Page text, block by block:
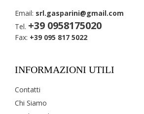
Email: srl.gasparini@gmail.com
Tel. +39 0958175020
Fax: +39 095 817 5022
INFORMAZIONI UTILI
Contatti
Chi Siamo